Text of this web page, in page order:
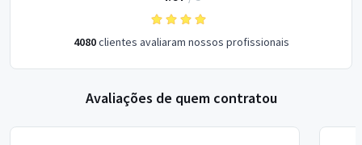
4080clientes avaliaram nossos profissionais
Avaliações de quem contratou